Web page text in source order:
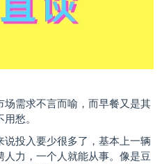
场需求不言而喻，而早餐又是其
愁。
投入要少很多了，基本上一辆
力，一个人就能从事。像是豆